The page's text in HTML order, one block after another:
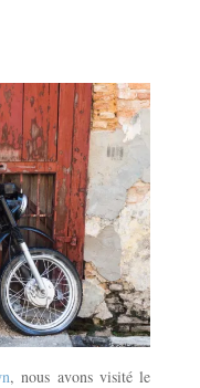
, nous avons visité le